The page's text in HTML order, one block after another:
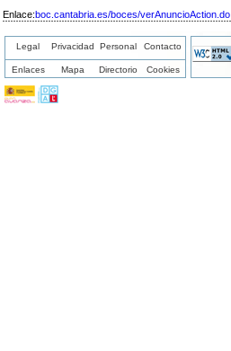
Enlace:boc.cantabria.es/boces/verAnuncioAction.do
Legal Privacidad Personal Contacto
Enlaces Mapa Directorio Cookies